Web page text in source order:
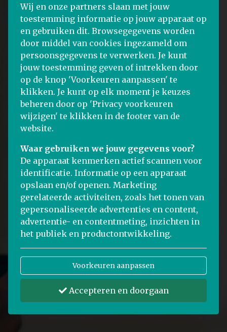
Wij en onze partners slaan met jouw
toestemming informatie op jouw apparaat op
en gebruiken dit. Browsegegevens worden
door middel van cookies ingezameld om
persoonsgegevens te verwerken. Je kunt
jouw toestemming geven of intrekken door
op de knop 'Voorkeuren aanpassen' te
klikken. Je kunt op elk moment je keuzes
beheren door op 'Privacy voorkeuren
wijzigen' te klikken in de footer van de
website.
Waar gebruiken we jouw gegevens voor?
De apparaat kenmerken actief scannen voor
identificatie. Informatie op een apparaat
opslaan en/of openen. Marketing
gerelateerde activiteiten, zoals het tonen van
gepersonaliseerde advertenties en content,
advertentie- en contentmeting, inzichten in
het publiek en productontwikkeling.
Voorkeuren aanpassen
Accepteren en doorgaan